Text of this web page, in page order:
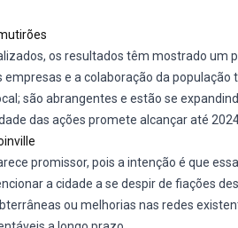
os resultados têm mostrado um
e a colaboração da
são abrangentes e estão se
das ações promete alcançar até
promissor, pois a intenção é que
a cidade a se despir de fiações
ou melhorias nas redes